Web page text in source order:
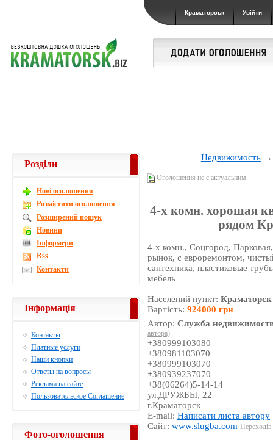
Краматорськ Увійти
Недвижимость
Оголошення не є актуальним
4-х комн. хорошая
рядом
4-х комн., Соцгород,
рынок, с евроремонтом,
сантехника, пластиковые
мебель
Населений пункт:Краматорск
Вартість:924000 грн
Автор:Служба
автора)
+380999103080
+380981103070
+380999103070
+380939237070
+38(06264)5-14-14
ул.ДРУЖБЫ, 22
г.Краматорск
E-mail:Написати листа автору
Сайт:www.slugba.com
Розділи
Новi оголошення
Розмістити оголошення
Розширений пошук
Новини
Інформери
Rss
Контакти
Інформація
Контакты
Платные услуги
Наши кнопки
Ответы на вопросы
Реклама на сайте
Пользовательское Соглашение
Фото-оголошення